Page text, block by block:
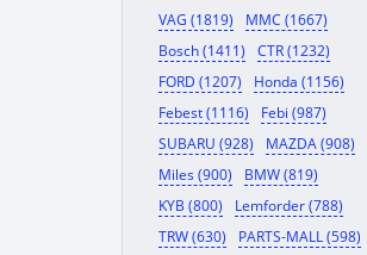
VAG (1819)
MMC (1667)
Bosch (1411)
CTR (1232)
FORD (1207)
Honda (1156)
Febest (1116)
Febi (987)
SUBARU (928)
MAZDA (908)
Miles (900)
BMW (819)
KYB (800)
Lemforder (788)
TRW (630)
PARTS-MALL (598)